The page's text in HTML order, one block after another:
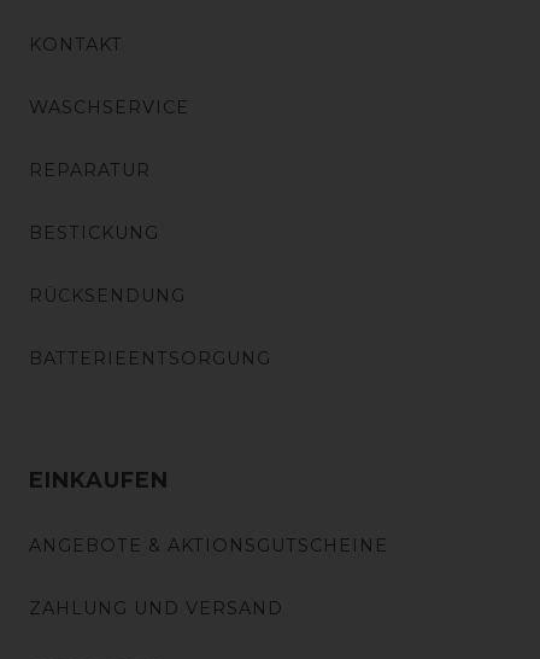
KONTAKT
WASCHSERVICE
REPARATUR
BESTICKUNG
RÜCKSENDUNG
BATTERIEENTSORGUNG
EINKAUFEN
ANGEBOTE & AKTIONSGUTSCHEINE
ZAHLUNG UND VERSAND